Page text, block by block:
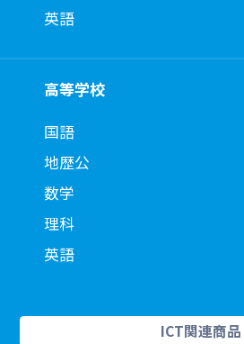
英語
高等学校
国語
地歴公
数学
理科
英語
ICT関連商品